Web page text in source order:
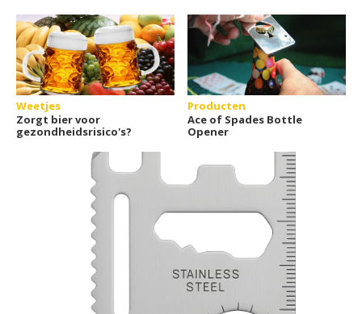
Weetjes
Zorgt bier voor
gezondheidsrisico's?
Producten
Ace of Spades Bottle
Opener